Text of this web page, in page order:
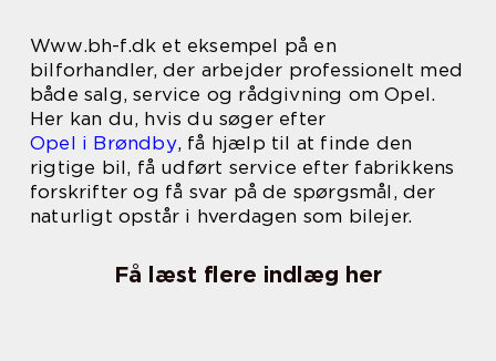
Www.bh-f.dk et eksempel på en
bilforhandler, der arbejder professionelt med
både salg, service og rådgivning om Opel.
Her kan du, hvis du søger efter
Opel i Brøndby, få hjælp til at finde den
rigtige bil, få udført service efter fabrikkens
forskrifter og få svar på de spørgsmål, der
naturligt opstår i hverdagen som bilejer.
Få læst flere indlæg her